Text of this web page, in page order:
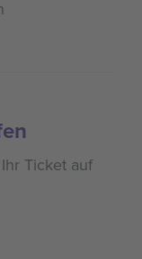
Ticket auf